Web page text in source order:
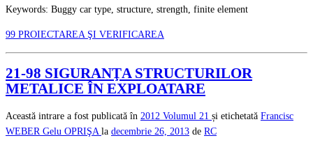
Keywords: Buggy car type, structure, strength, finite element
99 PROIECTAREA ŞI VERIFICAREA
21-98 SIGURANŢA STRUCTURILOR
METALICE ÎN EXPLOATARE
Această intrare a fost publicată în 2012 Volumul 21 și etichetată Francisc
WEBER Gelu OPRIŞA la decembrie 26, 2013 de RC